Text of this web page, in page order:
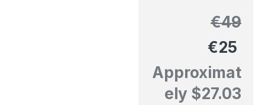
€49
€25
Approximat
ely $27.03